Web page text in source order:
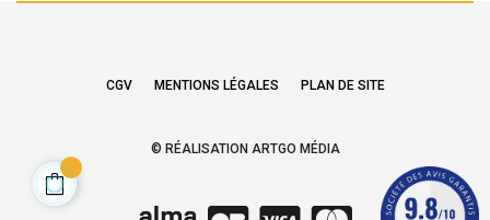
CGV MENTIONS LÉGALES PLAN DE SITE
© RÉALISATION ARTGO MÉDIA